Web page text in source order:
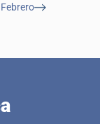
Febrero